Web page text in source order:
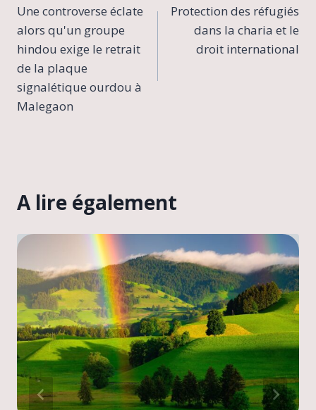
de
l’article
Une controverse éclate
alors qu'un groupe
hindou exige le retrait
de la plaque
signalétique ourdou à
Malegaon
Protection des réfugiés
dans la charia et le
droit international
A lire également